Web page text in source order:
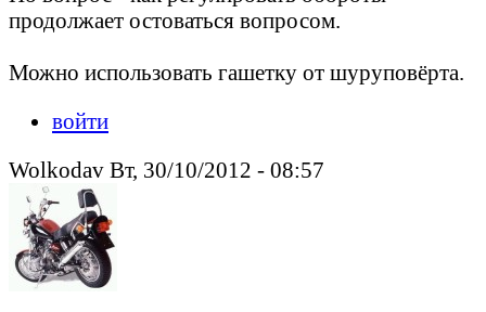
продолжает остоваться вопросом.
Можно использовать гашетку от шуруповёрта.
войти
Wolkodav Вт, 30/10/2012 - 08:57